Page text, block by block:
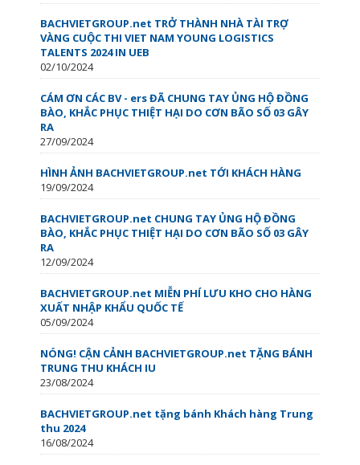
BACHVIETGROUP.net TRỞ THÀNH NHÀ TÀI TRỢ
VÀNG CUỘC THI VIET NAM YOUNG LOGISTICS
TALENTS 2024 IN UEB
02/10/2024
CÁM ƠN CÁC BV - ers ĐÃ CHUNG TAY ỦNG HỘ ĐỒNG
BÀO, KHẮC PHỤC THIỆT HẠI DO CƠN BÃO SỐ 03 GÂY
RA
27/09/2024
HÌNH ẢNH BACHVIETGROUP.net TỚI KHÁCH HÀNG
19/09/2024
BACHVIETGROUP.net CHUNG TAY ỦNG HỘ ĐỒNG
BÀO, KHẮC PHỤC THIỆT HẠI DO CƠN BÃO SỐ 03 GÂY
RA
12/09/2024
BACHVIETGROUP.net MIỄN PHÍ LƯU KHO CHO HÀNG
XUẤT NHẬP KHẨU QUỐC TẾ
05/09/2024
NÓNG! CẬN CẢNH BACHVIETGROUP.net TẶNG BÁNH
TRUNG THU KHÁCH IU
23/08/2024
BACHVIETGROUP.net tặng bánh Khách hàng Trung
thu 2024
16/08/2024